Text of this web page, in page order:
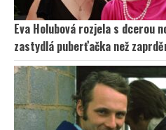
Eva Holubová rozjela s dcerou
zastydlá puberťačka než